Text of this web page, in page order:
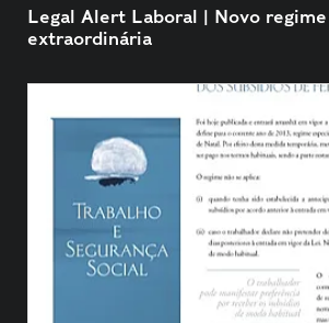
Legal Alert Laboral | Novo
extraordinária